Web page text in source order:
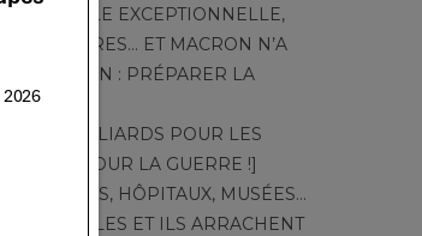
– [CANICULE EXCEPTIONNELLE,
DÉRISOIRES… ET MACRON N’A
OBSESSION : PRÉPARER LA
– [DES MILLIARDS POUR LES
! PAS POUR LA GUERRE !]
– [CRÈCHES, HÔPITAUX, MUSÉES…
ELLES ET ILS ARRACHENT